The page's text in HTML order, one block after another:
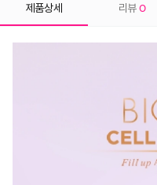
제품상세 리뷰 0